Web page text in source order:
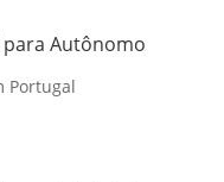
Autônomo
Portugal